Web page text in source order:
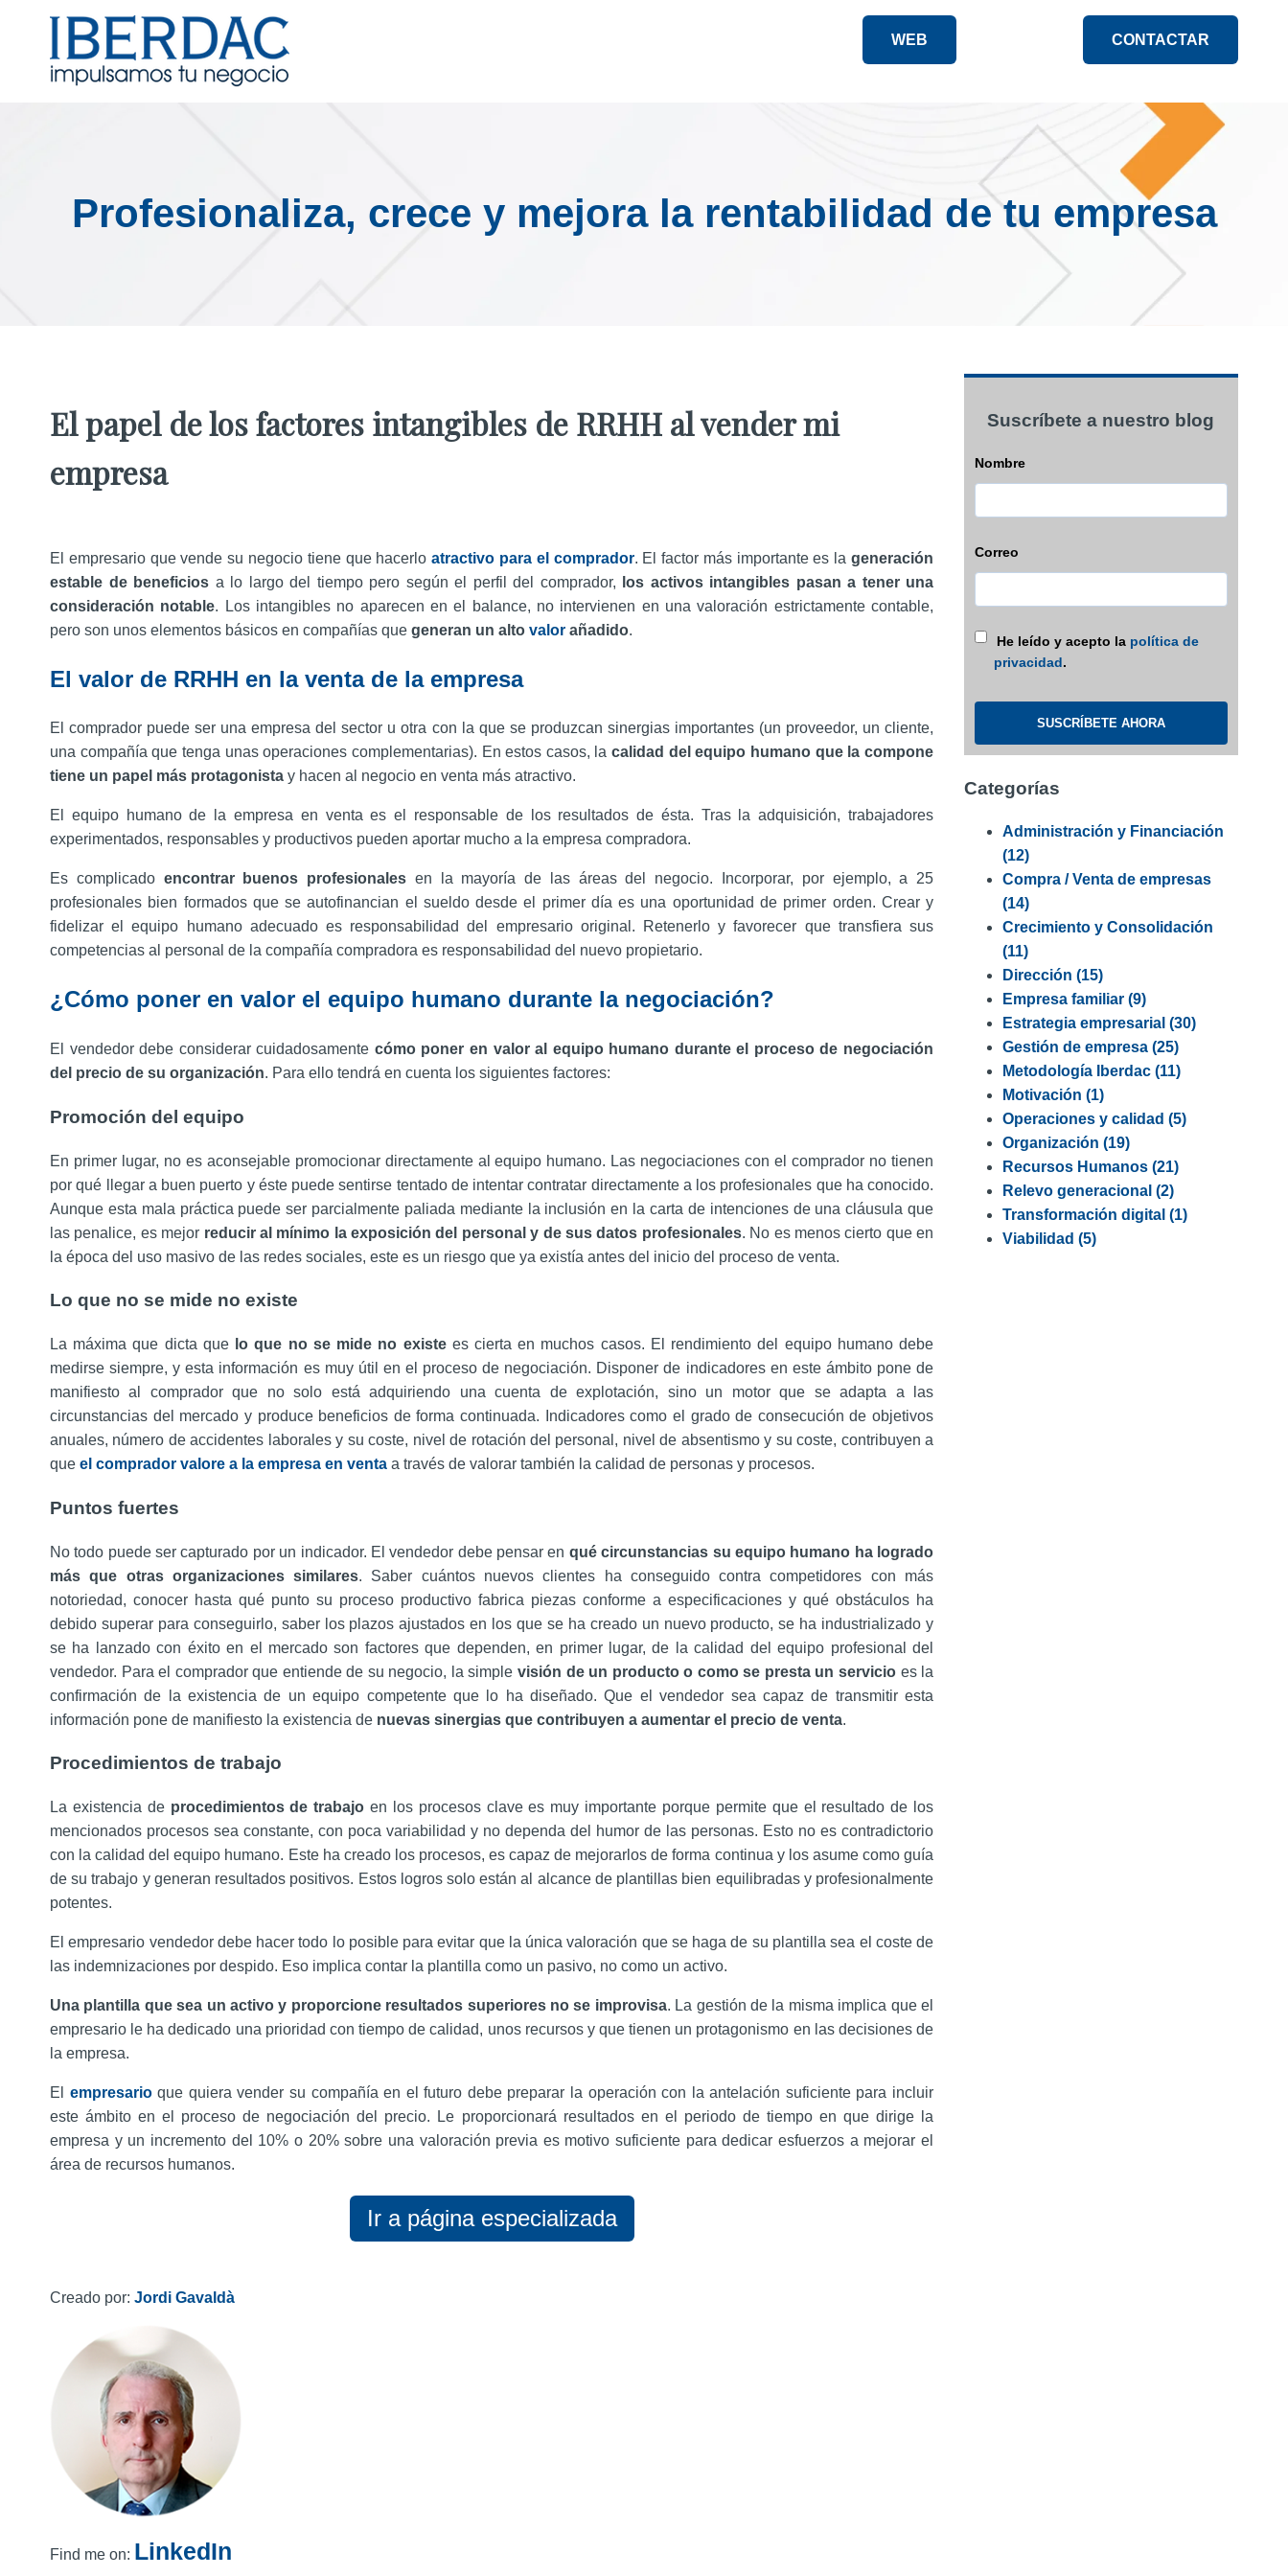
WEB CONTACTAR
Profesionaliza, crece y mejora la rentabilidad de tu empresa
El papel de los factores intangibles de RRHH al vender mi
empresa
El empresario que vende su negocio tiene que hacerlo atractivo para el comprador. El factor más importante es lageneración
estable de beneficios a lo largo del tiempo pero según el perfil del comprador, los activos intangibles pasan a tener una
consideración notable. Los intangibles no aparecen en el balance, no intervienen en una valoración estrictamente contable,
pero son unos elementos básicos en compañías que generan un alto valor añadido.
El valor de RRHH en la venta de la empresa
El comprador puede ser una empresa del sector u otra con la que se produzcan sinergias importantes (un proveedor, un cliente,
una compañía que tenga unas operaciones complementarias). En estos casos, lacalidad del equipo humano que la compone
tiene un papel más protagonista y hacen al negocio en venta más atractivo.
El equipo humano de la empresa en venta es el responsable de los resultados de ésta. Tras la adquisición, trabajadores
experimentados, responsables y productivos pueden aportar mucho a la empresa compradora.
Es complicado encontrar buenos profesionales en la mayoría de las áreas del negocio. Incorporar, por ejemplo, a 25
profesionales bien formados que se autofinancian el sueldo desde el primer día es una oportunidad de primer orden. Crear y
fidelizar el equipo humano adecuado es responsabilidad del empresario original. Retenerlo y favorecer que transfiera sus
competencias al personal de la compañía compradora es responsabilidad del nuevo propietario.
¿Cómo poner en valor el equipo humano durante la negociación?
El vendedor debe considerar cuidadosamente cómo poner en valor al equipo humano durante el proceso de negociación
del precio de su organización. Para ello tendrá en cuenta los siguientes factores:
Promoción del equipo
En primer lugar, no es aconsejable promocionar directamente al equipo humano. Las negociaciones con el comprador no tienen
por qué llegar a buen puerto y éste puede sentirse tentado de intentar contratar directamente a los profesionales que ha conocido.
Aunque esta mala práctica puede ser parcialmente paliada mediante la inclusión en la carta de intenciones de una cláusula que
las penalice, es mejor reducir al mínimo la exposición del personal y de sus datos profesionales. No es menos cierto que en
la época del uso masivo de las redes sociales, este es un riesgo que ya existía antes del inicio del proceso de venta.
Lo que no se mide no existe
La máxima que dicta quelo que no se mide no existe es cierta en muchos casos. El rendimiento del equipo humano debe
medirse siempre, y esta información es muy útil en el proceso de negociación. Disponer de indicadores en este ámbito pone de
manifiesto al comprador que no solo está adquiriendo una cuenta de explotación, sino un motor que se adapta a las
circunstancias del mercado y produce beneficios de forma continuada. Indicadores como el grado de consecución de objetivos
anuales, número de accidentes laborales y su coste, nivel de rotación del personal, nivel de absentismo y su coste, contribuyen a
que el comprador valore a la empresa en venta a través de valorar también la calidad de personas y procesos.
Puntos fuertes
No todo puede ser capturado por un indicador. El vendedor debe pensar en qué circunstancias su equipo humano ha logrado
más que otras organizaciones similares. Saber cuántos nuevos clientes ha conseguido contra competidores con más
notoriedad, conocer hasta qué punto su proceso productivo fabrica piezas conforme a especificaciones y qué obstáculos ha
debido superar para conseguirlo, saber los plazos ajustados en los que se ha creado un nuevo producto, se ha industrializado y
se ha lanzado con éxito en el mercado son factores que dependen, en primer lugar, de la calidad del equipo profesional del
vendedor. Para el comprador que entiende de su negocio, la simple visión de un producto o como se presta un servicioes la
confirmación de la existencia de un equipo competente que lo ha diseñado. Que el vendedor sea capaz de transmitir esta
información pone de manifiesto la existencia de nuevas sinergias que contribuyen a aumentar el precio de venta.
Procedimientos de trabajo
La existencia deprocedimientos de trabajoen los procesos clave es muy importante porque permite que el resultado de los
mencionados procesos sea constante, con poca variabilidad y no dependa del humor de las personas. Esto no es contradictorio
con la calidad del equipo humano. Este ha creado los procesos, es capaz de mejorarlos de forma continua y los asume como guía
de su trabajo y generan resultados positivos. Estos logros solo están al alcance de plantillas bien equilibradas y profesionalmente
potentes.
El empresario vendedor debe hacer todo lo posible para evitar que la única valoración que se haga de su plantilla sea el coste de
las indemnizaciones por despido. Eso implica contar la plantilla como un pasivo, no como un activo.
Una plantilla que sea un activo y proporcione resultados superiores no se improvisa. La gestión de la misma implica que el
empresario le ha dedicado una prioridad con tiempo de calidad, unos recursos y que tienen un protagonismo en las decisiones de
la empresa.
El empresarioque quiera vender su compañía en el futuro debe preparar la operación con la antelación suficiente para incluir
este ámbito en el proceso de negociación del precio. Le proporcionará resultados en el periodo de tiempo en que dirige la
empresa y un incremento del 10% o 20% sobre una valoración previa es motivo suficiente para dedicar esfuerzos a mejorar el
área de recursos humanos.
Ir a página especializada
Creado por: Jordi Gavaldà
Find me on: LinkedIn
Suscríbete a nuestro blog
Nombre
Correo
He leído y acepto la política de
privacidad.
Categorías
Administración y Financiación
(12)
Compra / Venta de empresas
(14)
Crecimiento y Consolidación
(11)
Dirección (15)
Empresa familiar (9)
Estrategia empresarial (30)
Gestión de empresa (25)
Metodología Iberdac (11)
Motivación (1)
Operaciones y calidad (5)
Organización (19)
Recursos Humanos (21)
Relevo generacional (2)
Transformación digital (1)
Viabilidad (5)